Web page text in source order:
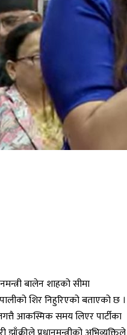
बालेन शाहको सीमा
शिर निहुरिएको बताएको छ ।
आकस्मिक समय लिएर पार्टीका